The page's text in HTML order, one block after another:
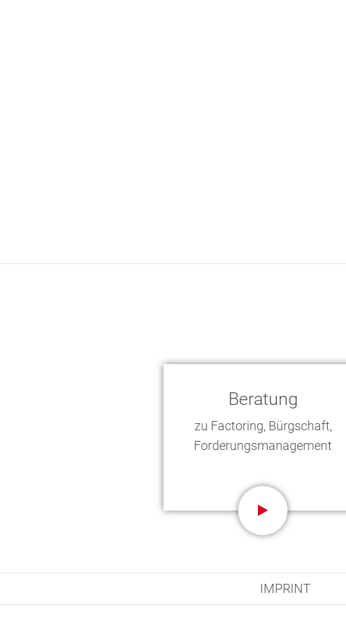
Beratung
zu Factoring, Bürgschaft,
Forderungsmanagement
IMPRINT